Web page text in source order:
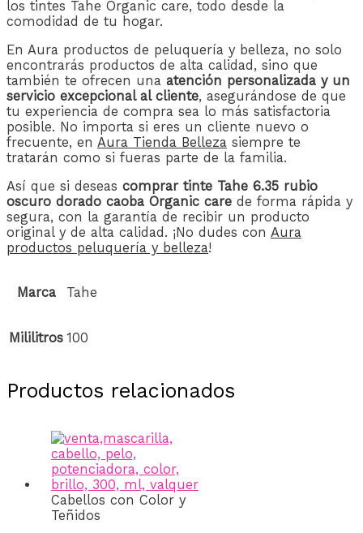
los tintes Tahe Organic care, todo desde la
comodidad de tu hogar.
En Aura productos de peluquería y belleza, no solo
encontrarás productos de alta calidad, sino que
también te ofrecen una atención personalizada y un
servicio excepcional al cliente, asegurándose de que
tu experiencia de compra sea lo más satisfactoria
posible. No importa si eres un cliente nuevo o
frecuente, en Aura Tienda Belleza siempre te
tratarán como si fueras parte de la familia.
Así que si deseas comprar tinte Tahe 6.35 rubio
oscuro dorado caoba Organic care de forma rápida y
segura, con la garantía de recibir un producto
original y de alta calidad. ¡No dudes con Aura
productos peluquería y belleza!
Marca Tahe
Mililitros 100
Productos relacionados
Cabellos con Color y
Teñidos